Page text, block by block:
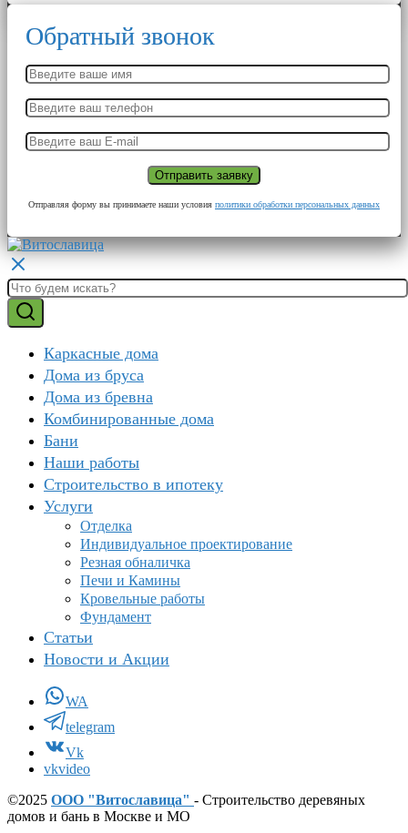
Обратный звонок
Отправляя форму вы принимаете наши условия политики обработки персональных данных
Каркасные дома
Дома из бруса
Дома из бревна
Комбинированные дома
Бани
Наши работы
Строительство в ипотеку
Услуги
Отделка
Индивидуальное проектирование
Резная обналичка
Печи и Камины
Кровельные работы
Фундамент
Статьи
Новости и Акции
WA
telegram
Vk
vkvideo
©2025 ООО "Витославица" - Строительство деревяных
домов и бань в Москве и МО